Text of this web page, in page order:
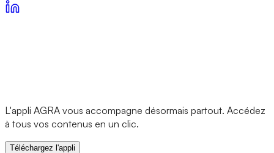
L'appli AGRA vous accompagne désormais partout. Accédez
à tous vos contenus en un clic.
Téléchargez l'appli